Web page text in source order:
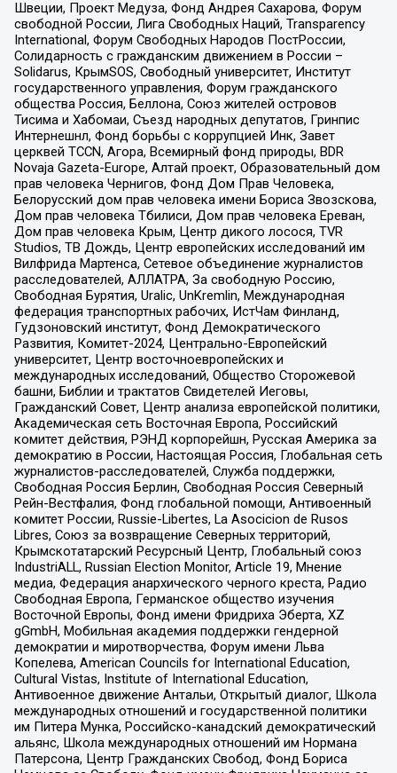
Швеции, Проект Медуза, Фонд Андрея Сахарова, Форум
свободной России, Лига Свободных Наций, Transparеncy
International, Форум Свободных Народов ПостРоссии,
Солидарность с гражданским движением в России –
Solidarus, КрымSOS, Свободный университет, Институт
государственного управления, Форум гражданского
общества Россия, Беллона, Союз жителей островов
Тисима и Хабомаи, Съезд народных депутатов, Гринпис
Интернешнл, Фонд борьбы с коррупцией Инк, Завет
церквей TCCN, Агора, Всемирный фонд природы, BDR
Novaja Gazeta-Europe, Алтай проект, Образовательный дом
прав человека Чернигов, Фонд Дом Прав Человека,
Белорусский дом прав человека имени Бориса Звозскова,
Дом прав человека Тбилиси, Дом прав человека Ереван,
Дом прав человека Крым, Центр дикого лосося, TVR
Studios, ТВ Дождь, Центр европейских исследований им
Вилфрида Мартенса, Сетевое объединение журналистов
расследователей, АЛЛАТРА, За свободную Россию,
Свободная Бурятия, Uralic, UnKremlin, Международная
федерация транспортных рабочих, ИстЧам Финланд,
Гудзоновский институт, Фонд Демократического
Развития, Комитет-2024, Центрально-Европейский
университет, Центр восточноевропейских и
международных исследований, Общество Сторожевой
башни, Библии и трактатов Свидетелей Иеговы,
Гражданский Совет, Центр анализа европейской политики,
Академическая сеть Восточная Европа, Российский
комитет действия, РЭНД корпорейшн, Русская Америка за
демократию в России, Настоящая Россия, Глобальная сеть
журналистов-расследователей, Служба поддержки,
Свободная Россия Берлин, Свободная Россия Северный
Рейн-Вестфалия, Фонд глобальной помощи, Антивоенный
комитет России, Russie-Libertes, La Asocicion de Rusos
Libres, Союз за возвращение Северных территорий,
Крымскотатарский Ресурсный Центр, Глобальный союз
IndustriALL, Russian Election Monitor, Article 19, Мнение
медиа, Федерация анархического черного креста, Радио
Свободная Европа, Германское общество изучения
Восточной Европы, Фонд имени Фридриха Эберта, XZ
gGmbH, Мобильная академия поддержки гендерной
демократии и миротворчества, Форум имени Льва
Копелева, American Councils for International Education,
Cultural Vistas, Institute of International Education,
Антивоенное движение Антальи, Открытый диалог, Школа
международных отношений и государственной политики
им Питера Мунка, Российско-канадский демократический
альянс, Школа международных отношений им Нормана
Патерсона, Центр Гражданских Свобод, Фонд Бориса